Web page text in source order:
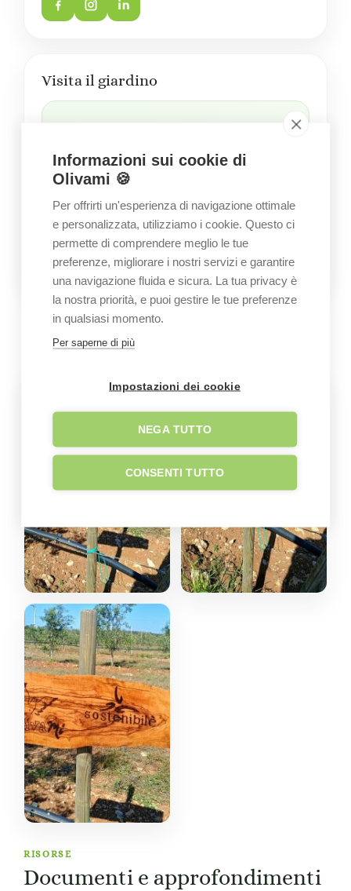
Visita il giardino
FONDO PALANO - Carpignano Sal.no
Apri in Google Maps
GALLERY
Immagini del giardino
RISORSE
Documenti e approfondimenti
Informazioni sui cookie di
Olivami 🍪
Per offrirti un'esperienza di navigazione ottimale
e personalizzata, utilizziamo i cookie. Questo ci
permette di comprendere meglio le tue
preferenze, migliorare i nostri servizi e garantire
una navigazione fluida e sicura. La tua privacy è
la nostra priorità, e puoi gestire le tue preferenze
in qualsiasi momento.
Per saperne di più
Impostazioni dei cookie
NEGA TUTTO
CONSENTI TUTTO